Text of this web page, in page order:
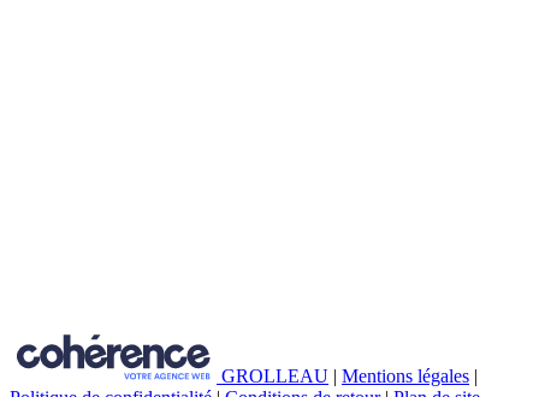
GROLLEAU | Mentions légales |